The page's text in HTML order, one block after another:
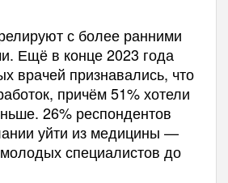
с более ранними
Ещё в конце 2023 года
врачей признавались, что
причём 51% хотели
26% респондентов
уйти из медицины —
специалистов до